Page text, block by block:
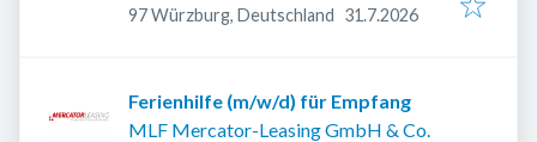
97 Würzburg, Deutschland Veröffentlicht
31.7.2026
Ferienhilfe (m/w/d) für Empfang
MLF Mercator-Leasing GmbH & Co.